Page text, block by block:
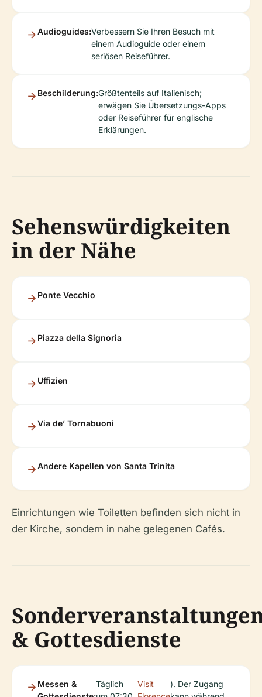
Audioguides:Verbessern Sie Ihren Besuch mit
einem Audioguide oder einem
seriösen Reiseführer.
Beschilderung:Größtenteils auf Italienisch;
erwägen Sie Übersetzungs-Apps
oder Reiseführer für englische
Erklärungen.
Sehenswürdigkeiten
in der Nähe
Ponte Vecchio
Piazza della Signoria
Uffizien
Via de’ Tornabuoni
Andere Kapellen von Santa Trinita
Einrichtungen wie Toiletten befinden sich nicht in
der Kirche, sondern in nahe gelegenen Cafés.
& Gottesdienste
Messen &
Täglich
Visit
). Der Zugang